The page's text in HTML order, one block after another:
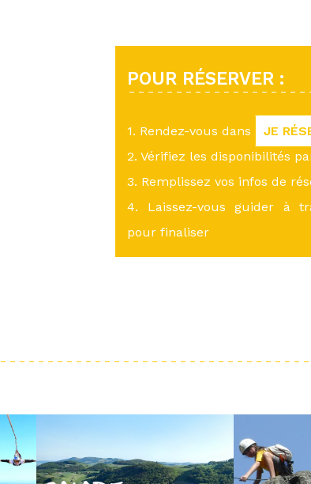
POUR RÉSERVER :
1. Rendez-vous dans
JE
2. Vérifiez les disponibilités
3. Remplissez vos infos de
4. Laissez-vous guider à
pour finaliser